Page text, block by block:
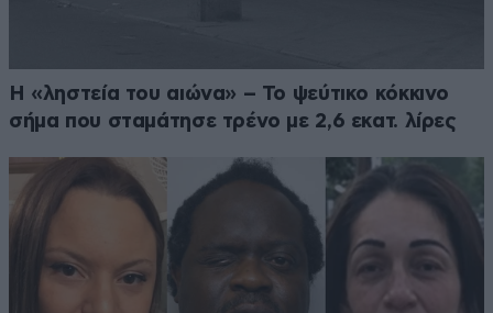
Η «ληστεία του αιώνα» – Το ψεύτικο κόκκινο
σήμα που σταμάτησε τρένο με 2,6 εκατ. λίρες